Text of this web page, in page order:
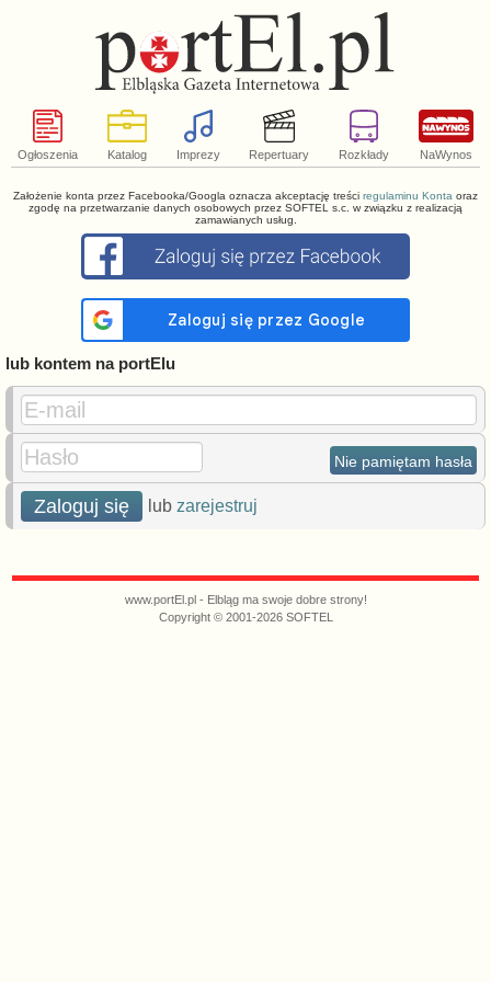
Ogłoszenia Katalog Imprezy Repertuary Rozkłady NaWynos
Założenie konta przez Facebooka/Googla oznacza akceptację treści regulaminu Konta oraz
zgodę na przetwarzanie danych osobowych przez SOFTEL s.c. w związku z realizacją
zamawianych usług.
lub kontem na portElu
E-mail
Hasło
Nie pamiętam hasła
Zaloguj się lub zarejestruj
www.portEl.pl - Elbląg ma swoje dobre strony!
Copyright © 2001-2026 SOFTEL